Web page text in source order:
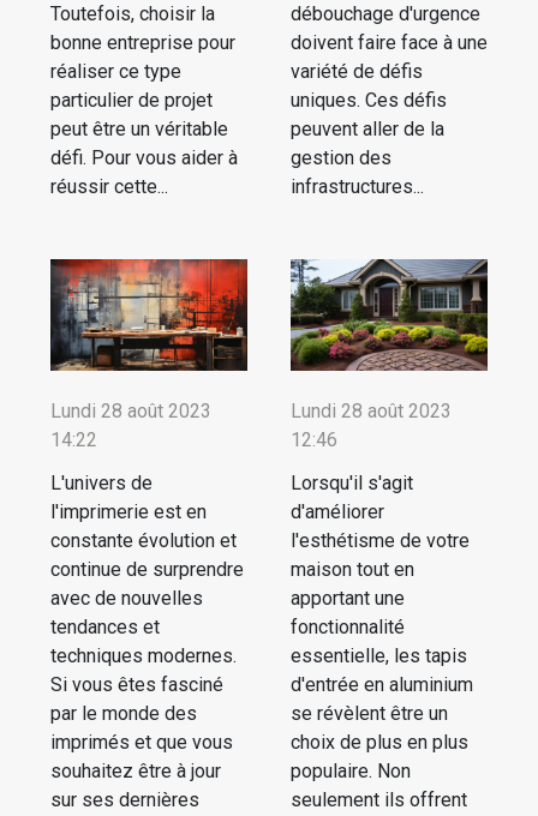
Toutefois, choisir la
bonne entreprise pour
réaliser ce type
particulier de projet
peut être un véritable
défi. Pour vous aider à
réussir cette...
débouchage d'urgence
doivent faire face à une
variété de défis
uniques. Ces défis
peuvent aller de la
gestion des
infrastructures...
Lundi 28 août 2023
14:22
L'univers de
l'imprimerie est en
constante évolution et
continue de surprendre
avec de nouvelles
tendances et
techniques modernes.
Si vous êtes fasciné
par le monde des
imprimés et que vous
souhaitez être à jour
sur ses dernières
Lundi 28 août 2023
12:46
Lorsqu'il s'agit
d'améliorer
l'esthétisme de votre
maison tout en
apportant une
fonctionnalité
essentielle, les tapis
d'entrée en aluminium
se révèlent être un
choix de plus en plus
populaire. Non
seulement ils offrent